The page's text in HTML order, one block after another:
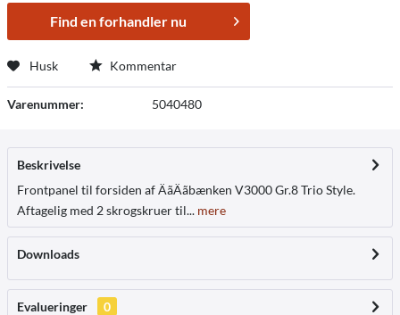
Find en forhandler nu
Husk Kommentar
Varenummer: 5040480
Beskrivelse
Frontpanel til forsiden af ÄãÄãbænken V3000 Gr.8 Trio Style.
Aftagelig med 2 skrogskruer til... mere
Downloads
Evalueringer
0